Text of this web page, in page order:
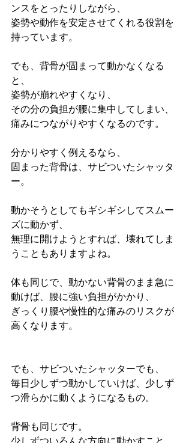
ンスをとったりしながら、
姿勢や動作を安定させてくれる役割を
持っています。
でも、背骨が固まって動かなくなる
と、
姿勢が崩れやすくなり、
その分の負担が腰に集中してしまい、
痛みにつながりやすくなるのです。
分かりやすく例えるなら、
固まった背骨は、サビついたシャッタ
ー。
動かそうとしてもギシギシしてスムー
ズに動かず、
無理に開けようとすれば、壊れてしま
うこともありますよね。
体も同じで、動かない背骨のまま急に
動けば、腰に強い負担がかかり、
ぎっくり腰や慢性的な痛みのリスクが
高くなります。
でも、サビついたシャッターでも、
毎日少しずつ動かしていけば、少しず
つ滑らかに動くようになるもの。
背骨も同じです。